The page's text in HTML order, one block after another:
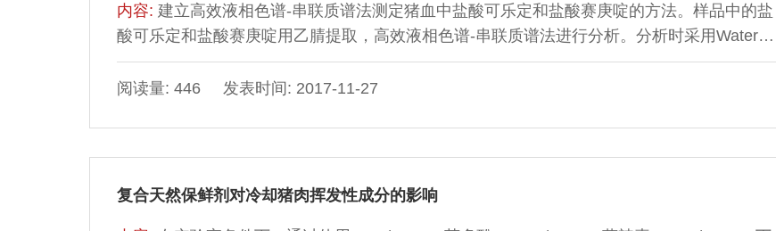
内容: 建立高效液相色谱-串联质谱法测定猪血中盐酸可乐定和盐酸赛庚啶的方法。样品中的盐
酸可乐定和盐酸赛庚啶用乙腈提取，高效液相色谱-串联质谱法进行分析。分析时采用Waters
BEH C18色谱柱（100?mm×2.1?mm，1.7?μm），以0.10%甲酸水-甲醇作为流动相进行梯度
洗脱，电喷雾正电子（ESI+）模式电离，多反应监测模式检测，外标法进行定量。结果表明：
阅读量: 446 发表时间: 2017-11-27
复合天然保鲜剂对冷却猪肉挥发性成分的影响